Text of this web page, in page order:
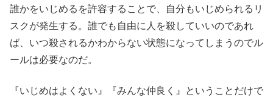
誰かをいじめるを許容することで、自分もいじめられるリ
スクが発生する。誰でも自由に人を殺していいのであれ
ば、いつ殺されるかわからない状態になってしまうのでル
ールは必要なのだ。
『いじめはよくない』『みんな仲良く』ということだけで